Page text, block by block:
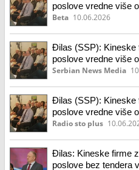
poslove vredne više
Beta 10.06.2026
Đilas (SSP): Kineske
poslove vredne više
Serbian News Media
Đilas (SSP): Kineske
poslove vredne više
Radio sto plus
Đilas: Kineske firme
poslove bez tendera